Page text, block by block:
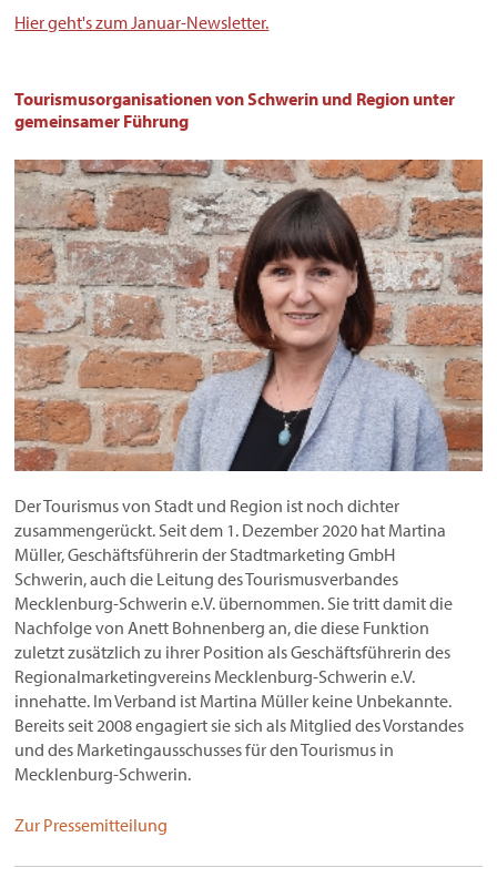
Hier geht's zum Januar-Newsletter.
Tourismusorganisationen von Schwerin und Region unter
gemeinsamer Führung
Der Tourismus von Stadt und Region ist noch dichter
zusammengerückt. Seit dem 1. Dezember 2020 hat Martina
Müller, Geschäftsführerin der Stadtmarketing GmbH
Schwerin, auch die Leitung des Tourismusverbandes
Mecklenburg-Schwerin e.V. übernommen. Sie tritt damit die
Nachfolge von Anett Bohnenberg an, die diese Funktion
zuletzt zusätzlich zu ihrer Position als Geschäftsführerin des
Regionalmarketingvereins Mecklenburg-Schwerin e.V.
innehatte. Im Verband ist Martina Müller keine Unbekannte.
Bereits seit 2008 engagiert sie sich als Mitglied des Vorstandes
und des Marketingausschusses für den Tourismus in
Mecklenburg-Schwerin.
Zur Pressemitteilung